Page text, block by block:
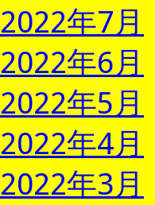
2022年7月
2022年6月
2022年5月
2022年4月
2022年3月